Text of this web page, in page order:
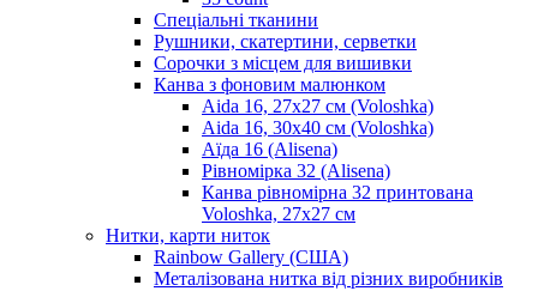
Спеціальні тканини
Рушники, скатертини, серветки
Сорочки з місцем для вишивки
Канва з фоновим малюнком
Aida 16, 27х27 см (Voloshka)
Aida 16, 30х40 см (Voloshka)
Аїда 16 (Alisena)
Рівномірка 32 (Alisena)
Канва рівномірна 32 принтована
Voloshka, 27х27 см
Нитки, карти ниток
Rainbow Gallery (США)
Металізована нитка від різних виробників